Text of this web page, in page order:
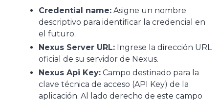
Credential name: Asigne un nombre
descriptivo para identificar la credencial en
el futuro.
Nexus Server URL: Ingrese la dirección URL
oficial de su servidor de Nexus.
Nexus Api Key: Campo destinado para la
clave técnica de acceso (API Key) de la
aplicación. Al lado derecho de este campo